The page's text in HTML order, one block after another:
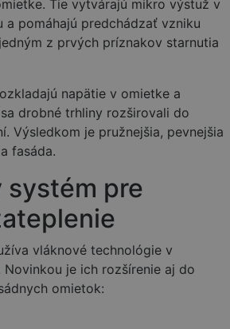
Tie vytvárajú mikro výstuž v
a pomáhajú predchádzať vzniku
z prvých príznakov starnutia
napätie v omietke a
drobné trhliny rozširovali do
Výsledkom je pružnejšia, pevnejšia
fasáda.
systém pre
vláknové technológie v
je ich rozšírenie aj do
omietok: